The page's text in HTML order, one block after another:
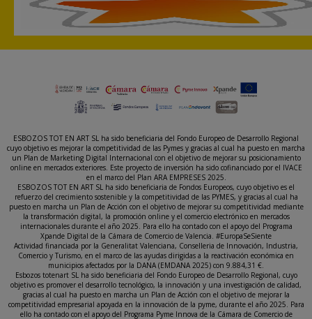
ESBOZOS TOT EN ART SL ha sido beneficiaria del Fondo Europeo de Desarrollo Regional
cuyo objetivo es mejorar la competitividad de las Pymes y gracias al cual ha puesto en marcha
un Plan de Marketing Digital Internacional con el objetivo de mejorar su posicionamiento
online en mercados exteriores. Este proyecto de inversión ha sido cofinanciado por el IVACE
en el marco del Plan ARA EMPRESES 2025.
ESBOZOS TOT EN ART SL ha sido beneficiaria de Fondos Europeos, cuyo objetivo es el
refuerzo del crecimiento sostenible y la competitividad de las PYMES, y gracias al cual ha
puesto en marcha un Plan de Acción con el objetivo de mejorar su competitividad mediante
la transformación digital, la promoción online y el comercio electrónico en mercados
internacionales durante el año 2025. Para ello ha contado con el apoyo del Programa
Xpande Digital de la Cámara de Comercio de Valencia. #EuropaSeSiente
Actividad financiada por la Generalitat Valenciana, Conselleria de Innovación, Industria,
Comercio y Turismo, en el marco de las ayudas dirigidas a la reactivación económica en
municipios afectados por la DANA (EMDANA 2025) con 9.884,31 €.
Esbozos totenart SL ha sido beneficiaria del Fondo Europeo de Desarrollo Regional, cuyo
objetivo es promover el desarrollo tecnológico, la innovación y una investigación de calidad,
gracias al cual ha puesto en marcha un Plan de Acción con el objetivo de mejorar la
competitividad empresarial apoyada en la innovación de la pyme, durante el año 2025. Para
ello ha contado con el apoyo del Programa Pyme Innova de la Cámara de Comercio de